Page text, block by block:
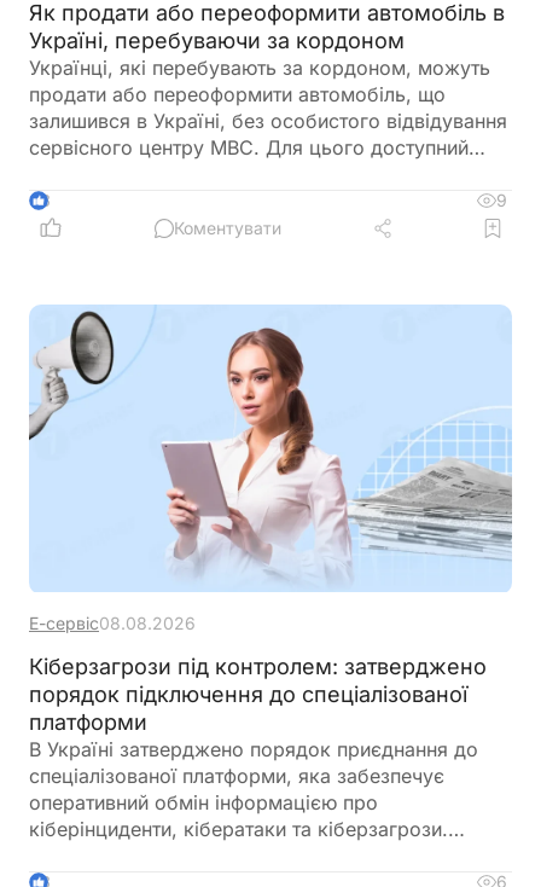
Як продати або переоформити автомобіль в
Україні, перебуваючи за кордоном
Українці, які перебувають за кордоном, можуть
продати або переоформити автомобіль, що
залишився в Україні, без особистого відвідування
сервісного центру МВС. Для цього доступний
довіреності на уповноваженого представника
3
9
Коментувати
Е-сервіс08.08.2026
Кіберзагрози під контролем: затверджено
порядок підключення до спеціалізованої
платформи
В Україні затверджено порядок приєднання до
спеціалізованої платформи, яка забезпечує
оперативний обмін інформацією про
кіберінциденти, кібератаки та кіберзагрози.
3
6